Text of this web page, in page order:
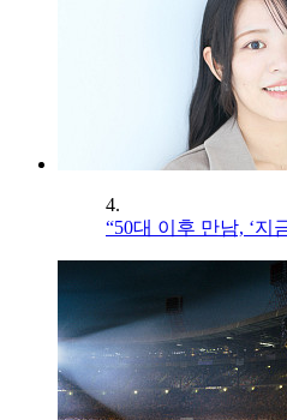
4.
“50대 이후 만남, ‘지